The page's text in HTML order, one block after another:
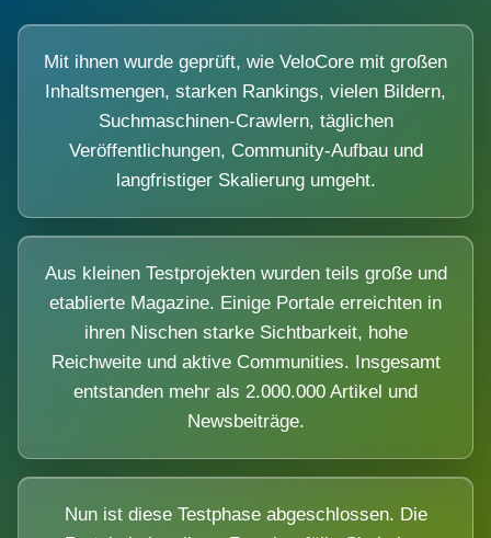
Mit ihnen wurde geprüft, wie VeloCore mit großen
Inhaltsmengen, starken Rankings, vielen Bildern,
Suchmaschinen-Crawlern, täglichen
Veröffentlichungen, Community-Aufbau und
langfristiger Skalierung umgeht.
Aus kleinen Testprojekten wurden teils große und
etablierte Magazine. Einige Portale erreichten in
ihren Nischen starke Sichtbarkeit, hohe
Reichweite und aktive Communities. Insgesamt
entstanden mehr als 2.000.000 Artikel und
Newsbeiträge.
Nun ist diese Testphase abgeschlossen. Die